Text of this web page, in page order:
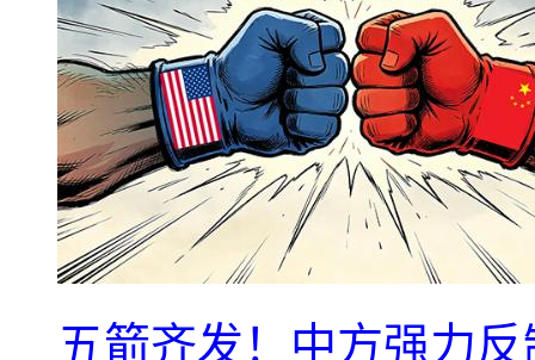
五箭齐发！中方强力